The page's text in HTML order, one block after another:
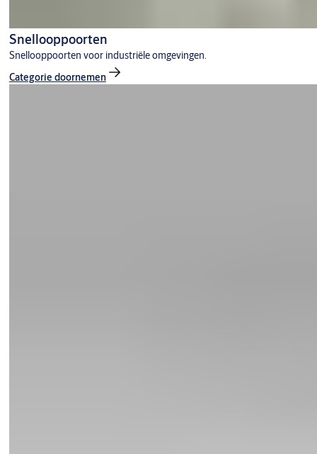
Snellooppoorten
Snellooppoorten voor industriële omgevingen.
Categorie doornemen